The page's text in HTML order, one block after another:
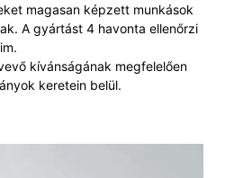
magasan képzett munkások
A gyártást 4 havonta ellenőrzi
kívánságának megfelelően
keretein belül.